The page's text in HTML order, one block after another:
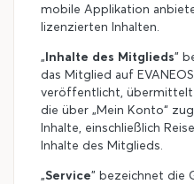
mobile Applikation
lizenzierten Inhalten.
„Inhalte des Mitglieds"
das Mitglied auf EVANEOS
veröffentlicht,
die über „Mein Konto“
Inhalte, einschließlich
Inhalte des Mitglieds.
„Service" bezeichnet die